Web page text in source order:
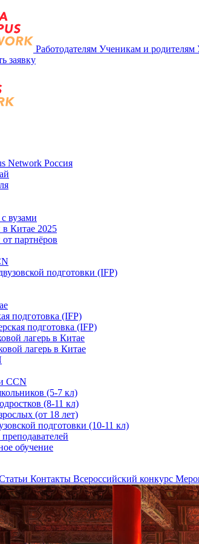
Работодателям Ученикам и родителям
заявку
Network Россия
вузами
Китае 2025
партнёров
подготовки (IFP)
подготовка (IFP)
подготовка (IFP)
лагерь в Китае
лагерь в Китае
CCN
(5-7 кл)
(8-11 кл)
(от 18 лет)
подготовки (10-11 кл)
обучение
Контакты Всероссийский конкурс